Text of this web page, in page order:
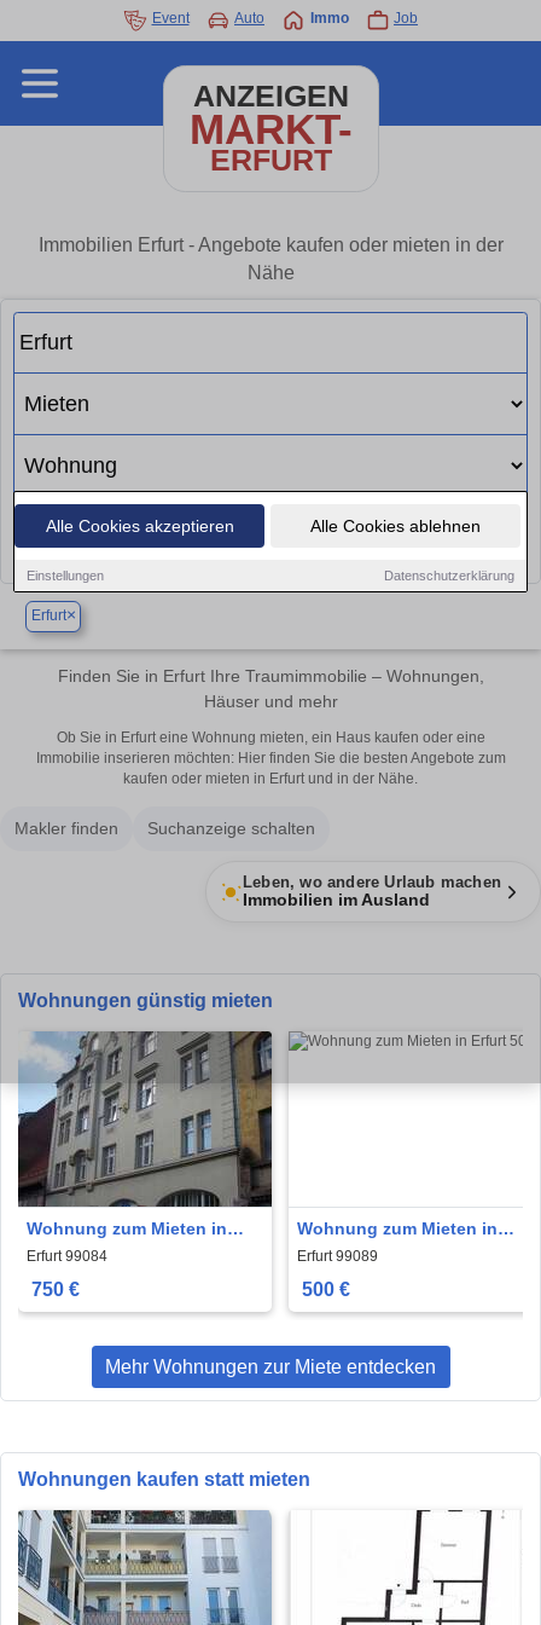
Alle Cookies akzeptieren Alle Cookies ablehnen
Einstellungen Datenschutzerklärung
Event Auto Immo Job
ANZEIGEN
MARKT-
ERFURT
Immobilien Erfurt - Angebote kaufen oder mieten in der
Nähe
Suchen
Erfurt×
Finden Sie in Erfurt Ihre Traumimmobilie – Wohnungen,
Häuser und mehr
Ob Sie in Erfurt eine Wohnung mieten, ein Haus kaufen oder eine
Immobilie inserieren möchten: Hier finden Sie die besten Angebote zum
kaufen oder mieten in Erfurt und in der Nähe.
Makler finden Suchanzeige schalten
Leben, wo andere Urlaub machen
Immobilien im Ausland
Wohnungen günstig mieten
Wohnung zum Mieten in
Erfurt 750 € 72.75 m²
Erfurt 99084
750 €
Wohnung zum Mieten in
Erfurt 500 € 44 m²
Erfurt 99089
500 €
Mehr Wohnungen zur Miete entdecken
Wohnungen kaufen statt mieten